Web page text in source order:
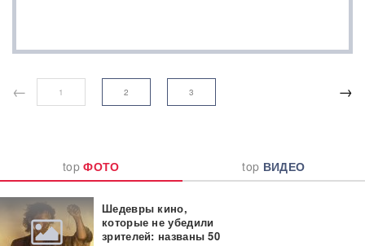
← →
1 2 3
topФОТО top ВИДЕО
Шедевры кино,
которые не убедили
зрителей: названы 50